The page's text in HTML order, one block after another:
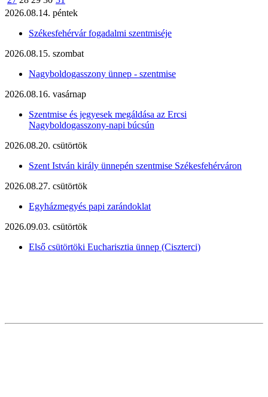
2026.08.14. péntek
Székesfehérvár fogadalmi szentmiséje
2026.08.15. szombat
Nagyboldogasszony ünnep - szentmise
2026.08.16. vasárnap
Szentmise és jegyesek megáldása az Ercsi
Nagyboldogasszony-napi búcsún
2026.08.20. csütörtök
Szent István király ünnepén szentmise Székesfehérváron
2026.08.27. csütörtök
Egyházmegyés papi zarándoklat
2026.09.03. csütörtök
Első csütörtöki Eucharisztia ünnep (Ciszterci)